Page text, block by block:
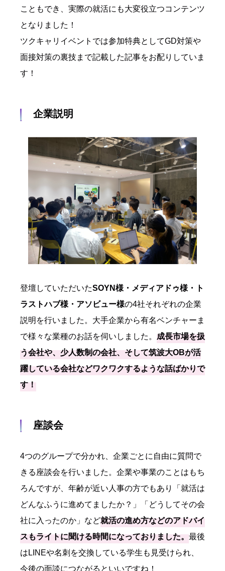
こともでき、実際の就活にも大変役立つコンテンツ
となりました！
ツクキャリイベントでは参加特典としてGD対策や
面接対策の裏技まで記載した記事をお配りしていま
す！
企業説明
登壇していただいたSOYN様・メディアドゥ様・ト
ラストハブ様・アソビュー様の4社それぞれの企業
説明を行いました。大手企業から有名ベンチャーま
で様々な業種のお話を伺いしました。 成長市場を扱
う会社や、少人数制の会社、そして筑波大OBが活
躍している会社などワクワクするような話ばかりで
す！
座談会
4つのグループで分かれ、企業ごとに自由に質問で
きる座談会を行いました。企業や事業のことはもち
ろんですが、年齢が近い人事の方でもあり「就活は
どんなふうに進めてましたか？」「どうしてその会
社に入ったのか」など就活の進め方などのアドバイ
スもライトに聞ける時間になっておりました。最後
はLINEや名刺を交換している学生も見受けられ、
今後の面談につながるといいですね！